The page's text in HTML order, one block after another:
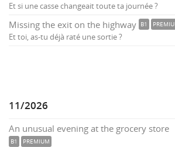
Et si une casse changeait toute ta journée ?
Missing the exit on the highway B1
Et toi, as-tu déjà raté une sortie ?
11/2026
An unusual evening at the grocery store
B1 PREMIUM